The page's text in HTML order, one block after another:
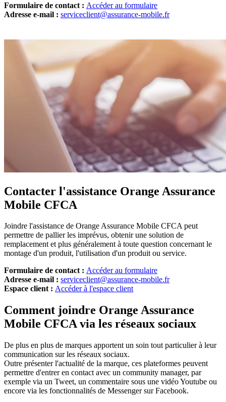
Formulaire de contact : Accéder au formulaire
Adresse e-mail : serviceclient@assurance-mobile.fr
Contacter l'assistance Orange Assurance
Mobile CFCA
Joindre l'assistance de Orange Assurance Mobile CFCA peut
permettre de pallier les imprévus, obtenir une solution de
remplacement et plus généralement à toute question concernant le
montage d'un produit, l'utilisation d'un produit ou service.
Formulaire de contact : Accéder au formulaire
Adresse e-mail : serviceclient@assurance-mobile.fr
Espace client : Accéder à l'espace client
Comment joindre Orange Assurance
Mobile CFCA via les réseaux sociaux
De plus en plus de marques apportent un soin tout particulier à leur
communication sur les réseaux sociaux.
Outre présenter l'actualité de la marque, ces plateformes peuvent
permettre d'entrer en contact avec un community manager, par
exemple via un Tweet, un commentaire sous une vidéo Youtube ou
encore via les fonctionnalités de Messenger sur Facebook.